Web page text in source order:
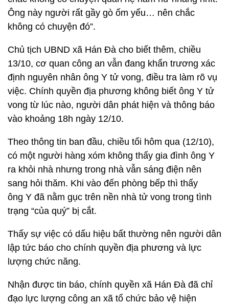
Ông này người rất gầy gò ốm yếu… nên chắc
không có chuyện đó”.
Chủ tịch UBND xã Hán Đà cho biết thêm, chiều
13/10, cơ quan công an vẫn đang khẩn trương xác
định nguyên nhân ông Y tử vong, điều tra làm rõ vụ
việc. Chính quyền địa phương không biết ông Y tử
vong từ lúc nào, người dân phát hiện và thông báo
vào khoảng 18h ngày 12/10.
Theo thông tin ban đầu, chiều tối hôm qua (12/10),
có một người hàng xóm không thấy gia đình ông Y
ra khỏi nhà nhưng trong nhà vẫn sáng điện nên
sang hỏi thăm. Khi vào đến phòng bếp thì thấy
ông Y đã nằm gục trên nền nhà tử vong trong tình
trạng “của quý” bị cắt.
Thấy sự việc có dấu hiệu bất thường nên người dân
lập tức báo cho chính quyền địa phương và lực
lượng chức năng.
Nhận được tin báo, chính quyền xã Hán Đà đã chỉ
đạo lực lượng công an xã tổ chức bảo vệ hiện